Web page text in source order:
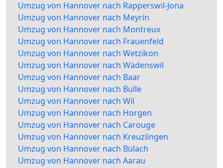
Umzug von Hannover nach Rapperswil-Jona
Umzug von Hannover nach Meyrin
Umzug von Hannover nach Montreux
Umzug von Hannover nach Frauenfeld
Umzug von Hannover nach Wetzikon
Umzug von Hannover nach Wädenswil
Umzug von Hannover nach Baar
Umzug von Hannover nach Bulle
Umzug von Hannover nach Wil
Umzug von Hannover nach Horgen
Umzug von Hannover nach Carouge
Umzug von Hannover nach Kreuzlingen
Umzug von Hannover nach Bülach
Umzug von Hannover nach Aarau